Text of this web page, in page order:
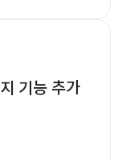
기능 추가